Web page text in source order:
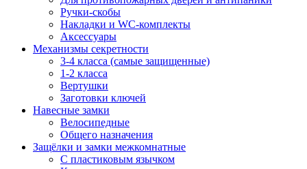
Ручки-скобы
Накладки и WC-комплекты
Аксессуары
Механизмы секретности
3-4 класса (самые защищенные)
1-2 класса
Вертушки
Заготовки ключей
Навесные замки
Велосипедные
Общего назначения
Защёлки и замки межкомнатные
С пластиковым язычком